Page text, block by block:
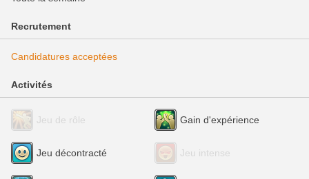
Recrutement
Candidatures acceptées
Activités
Jeu de rôle Gain d'expérience
Jeu décontracté Jeu intense